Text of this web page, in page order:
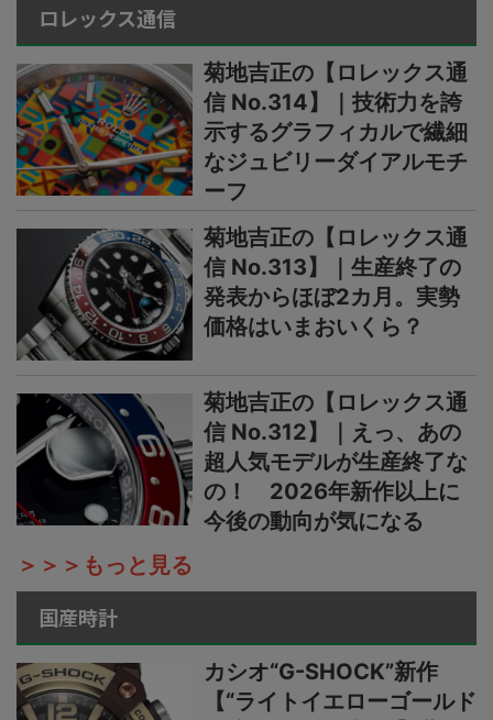
ロレックス通信
菊地吉正の【ロレックス通
信 No.314】｜技術力を誇
示するグラフィカルで繊細
なジュビリーダイアルモチ
ーフ
菊地吉正の【ロレックス通
信 No.313】｜生産終了の
発表からほぼ2カ月。実勢
価格はいまおいくら？
菊地吉正の【ロレックス通
信 No.312】｜えっ、あの
超人気モデルが生産終了な
の！ 2026年新作以上に
今後の動向が気になる
＞＞＞もっと見る
国産時計
カシオ“G-SHOCK”新作
【“ライトイエローゴールド